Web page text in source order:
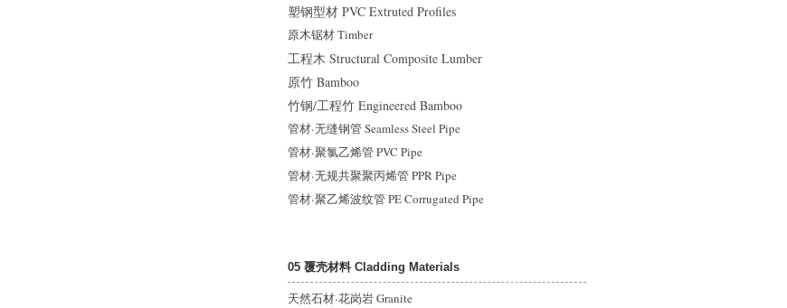
塑钢型材 PVC Extruted Profiles
原木锯材 Timber
工程木 Structural Composite Lumber
原竹 Bamboo
竹钢/工程竹 Engineered Bamboo
管材·无缝钢管 Seamless Steel Pipe
管材·聚氯乙烯管 PVC Pipe
管材·无规共聚聚丙烯管 PPR Pipe
管材·聚乙烯波纹管 PE Corrugated Pipe
05 覆壳材料 Cladding Materials
天然石材·花岗岩 Granite